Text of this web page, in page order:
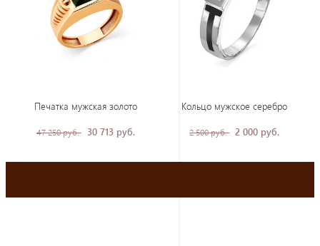
Печатка мужская золото
47 250 руб. 30 713 руб.
Кольцо мужское серебро
2 500 руб. 2 000 руб.